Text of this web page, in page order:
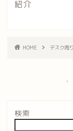
紹介
HOME デスク周り
検索